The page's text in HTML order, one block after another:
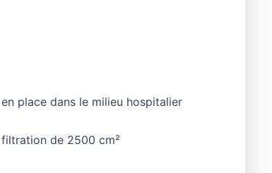
place dans le milieu hospitalier
de 2500 cm²